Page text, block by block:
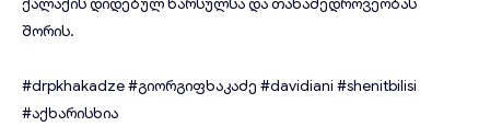
შორის.
#drpkhakadze#გიორგიფხაკაძე #davidiani #shenitbilisi
#აქხარისხია